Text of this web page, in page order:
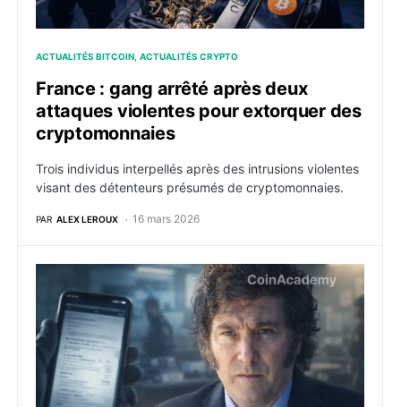
ACTUALITÉS BITCOIN ACTUALITÉS CRYPTO
France : gang arrêté après deux
attaques violentes pour extorquer des
cryptomonnaies
Trois individus interpellés après des intrusions violentes
visant des détenteurs présumés de cryptomonnaies.
PAR ALEX LEROUX 16 mars 2026
Argentine : une enquête révèle 5 millions $ entre